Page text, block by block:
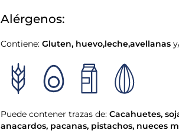
Alérgenos:
Contiene: Gluten, huevo,leche,avellanas
Puede contener trazas de: Cacahuetes,
anacardos, pacanas, pistachos, nueces